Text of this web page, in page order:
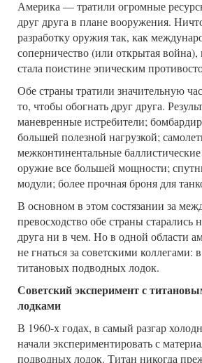
Америка — тратили огромные
друг друга в плане вооружения.
разработку оружия так, как
соперничество (или открытая война),
стала поистине эпическим
Обе страны тратили значительную
то, чтобы обогнать друг друга.
маневренные истребители;
большей полезной нагрузкой;
межконтинентальные
оружие все большей мощности;
модули; более прочная броня для
В основном в этом состязании за
превосходство обе страны старались
друга ни в чем. Но в одной области
не гнаться за советскими коллегами:
титановых подводных лодок.
Советский эксперимент с
лодками
В 1960-х годах, в самый разгар
начали экспериментировать с
подводных лодок. Титан никогда